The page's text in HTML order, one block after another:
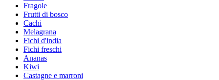
Fragole
Frutti di bosco
Cachi
Melagrana
Fichi d'india
Fichi freschi
Ananas
Kiwi
Castagne e marroni